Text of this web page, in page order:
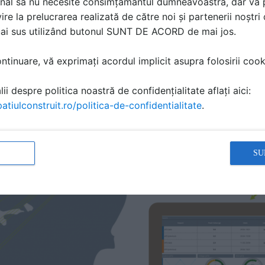
Măsurătorile permit o predicție exactă a duratei de
lucru face posibilă o operare mai eficientă a
la prelucrarea realizată de către noi și partenerii noștri
sus utilizând butonul SUNT DE ACORD de mai jos.
vă exprimați acordul implicit asupra folosirii
despre politica noastră de confidențialitate aflați aici:
politica-de-confidentialitate.